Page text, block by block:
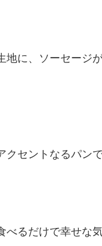
に、ソーセージ
セントなるパンで
べるだけで幸せな